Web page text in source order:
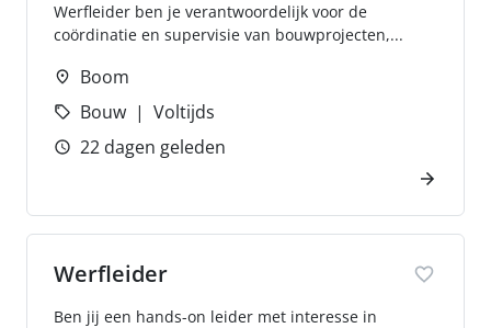
Werfleider ben je verantwoordelijk voor de
coördinatie en supervisie van bouwprojecten,...
Boom
Bouw
Voltijds
22 dagen geleden
Werfleider
Ben jij een hands-on leider met interesse in